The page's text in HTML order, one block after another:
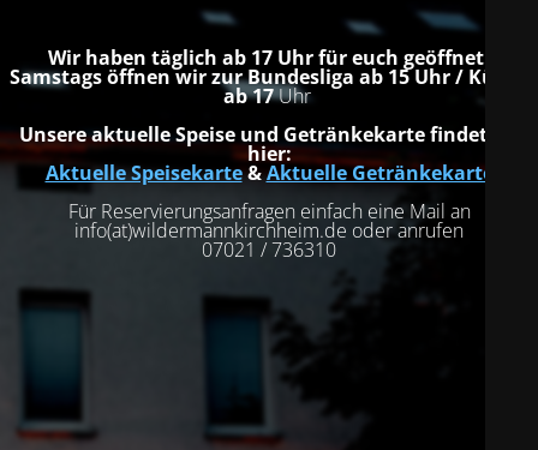
Wir haben täglich ab 17 Uhr für euch geöffnet.
Samstags öffnen wir zur Bundesliga ab 15 Uhr / Küche
ab 17Uhr
Unsere aktuelle Speise und Getränkekarte findet ihr
hier:
Aktuelle Speisekarte&Aktuelle Getränkekarte
Für Reservierungsanfragen einfach eine Mail an
info(at)wildermannkirchheim.de oder anrufen
07021 / 736310